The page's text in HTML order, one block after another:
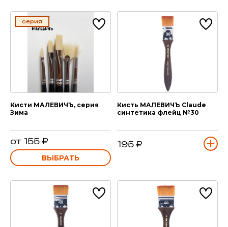
серия
Кисти МАЛЕВИЧЪ, серия
Зима
от 155 ₽
ВЫБРАТЬ
Кисть МАЛЕВИЧЪ Claude
синтетика флейц №30
195 ₽